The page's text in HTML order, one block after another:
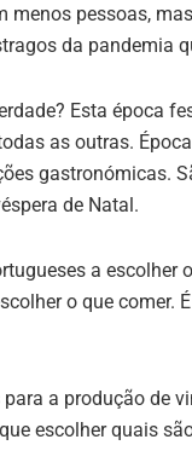
menos pessoas,
da pandemia
Esta época
as outras.
gastronómicas.
de Natal.
a
o que
a produção de
escolher quais